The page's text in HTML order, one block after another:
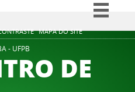
MAPA DO SITE
Simplifique!
Participe
- UFPB
DE